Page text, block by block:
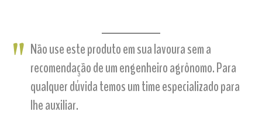
Não use este produto em sua lavoura sem a
recomendação de um engenheiro agrônomo. Para
qualquer dúvida temos um time especializado para
lhe auxiliar.